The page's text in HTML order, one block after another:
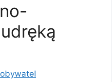
obywatel